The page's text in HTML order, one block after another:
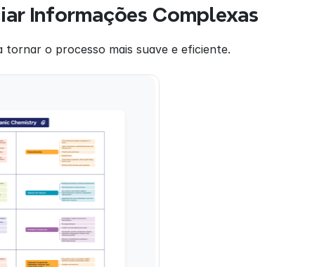
Informações Complexas
o processo mais suave e eficiente.